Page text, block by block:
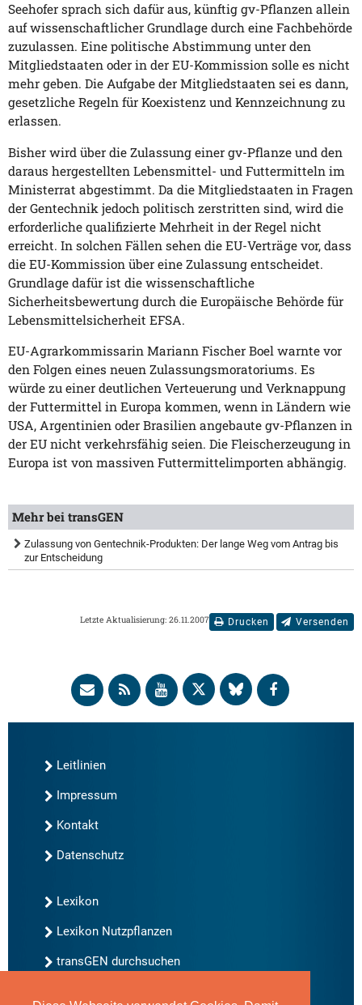
Seehofer sprach sich dafür aus, künftig gv-Pflanzen allein
auf wissenschaftlicher Grundlage durch eine Fachbehörde
zuzulassen. Eine politische Abstimmung unter den
Mitgliedstaaten oder in der EU-Kommission solle es nicht
mehr geben. Die Aufgabe der Mitgliedstaaten sei es dann,
gesetzliche Regeln für Koexistenz und Kennzeichnung zu
erlassen.
Bisher wird über die Zulassung einer gv-Pflanze und den
daraus hergestellten Lebensmittel- und Futtermitteln im
Ministerrat abgestimmt. Da die Mitgliedstaaten in Fragen
der Gentechnik jedoch politisch zerstritten sind, wird die
erforderliche qualifizierte Mehrheit in der Regel nicht
erreicht. In solchen Fällen sehen die EU-Verträge vor, dass
die EU-Kommission über eine Zulassung entscheidet.
Grundlage dafür ist die wissenschaftliche
Sicherheitsbewertung durch die Europäische Behörde für
Lebensmittelsicherheit EFSA.
EU-Agrarkommissarin Mariann Fischer Boel warnte vor
den Folgen eines neuen Zulassungsmoratoriums. Es
würde zu einer deutlichen Verteuerung und Verknappung
der Futtermittel in Europa kommen, wenn in Ländern wie
USA, Argentinien oder Brasilien angebaute gv-Pflanzen in
der EU nicht verkehrsfähig seien. Die Fleischerzeugung in
Europa ist von massiven Futtermittelimporten abhängig.
Mehr bei transGEN
Zulassung von Gentechnik-Produkten: Der lange Weg vom Antrag bis
zur Entscheidung
Drucken Versenden
Letzte Aktualisierung: 26.11.2007
Leitlinien
Impressum
Kontakt
Datenschutz
Lexikon
Lexikon Nutzpflanzen
transGEN durchsuchen